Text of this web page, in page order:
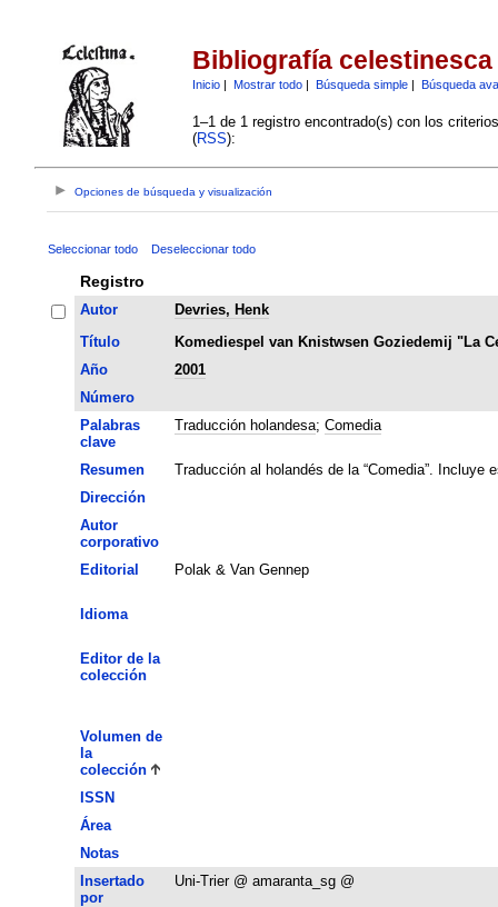
Bibliografía celestinesca
Inicio| Mostrar todo| Búsqueda simple| Búsqueda
1–1 de 1 registro encontrado(s) con los
(RSS):
Opciones de búsqueda y visualización
Seleccionar todo Deseleccionar todo
Registro
Autor
Devries, Henk
Título
Komediespel van Knistwsen Goziedemij "La
Año
2001
Número
Palabras
clave
Traducción holandesa; Comedia
Resumen
Traducción al holandés de la “Comedia”. Incluye
Dirección
Autor
corporativo
Editorial
Polak & Van Gennep
Idioma
Editor de la
colección
Volumen de
la
colección
ISSN
Área
Notas
Insertado
por
Uni-Trier @ amaranta_sg @